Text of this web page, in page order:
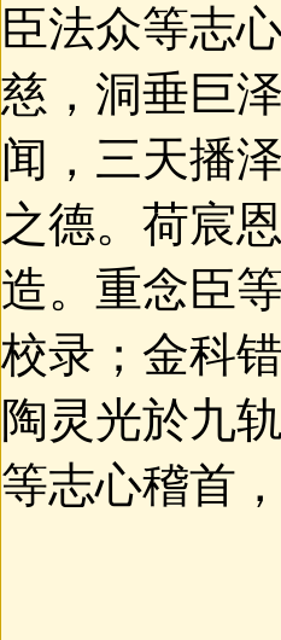
臣法众等志
慈，洞垂巨
闻，三天播
之德。荷宸
造。重念臣
校录；金科
陶灵光於九
等志心稽首